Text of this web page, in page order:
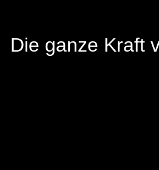
Die ganze Kraft